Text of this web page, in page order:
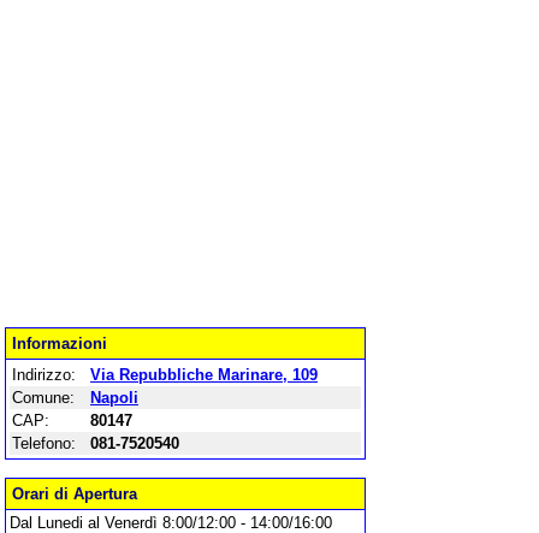
Informazioni
Indirizzo:
Via Repubbliche Marinare, 109
Comune:
Napoli
CAP:
80147
Telefono:
081-7520540
Orari di Apertura
Dal Lunedi al Venerdì 8:00/12:00 - 14:00/16:00